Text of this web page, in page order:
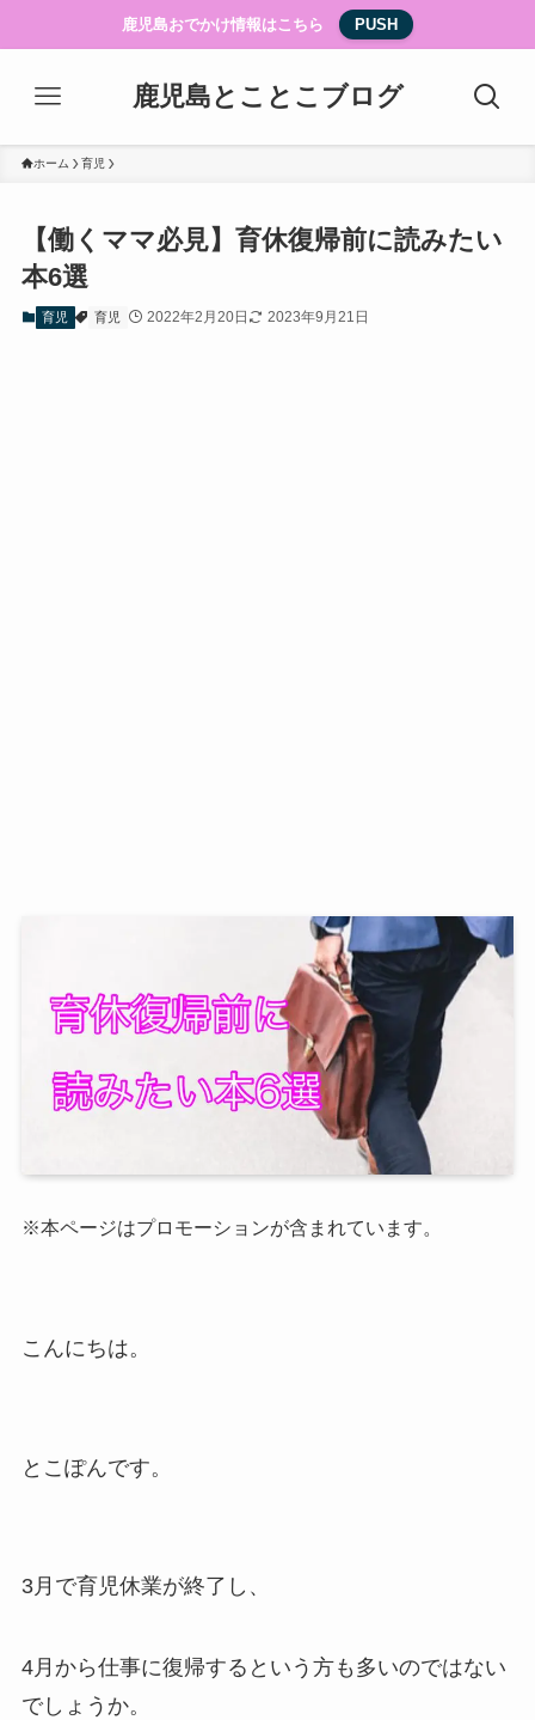
鹿児島おでかけ情報はこちら PUSH
鹿児島とことこブログ
ホーム 育児
【働くママ必見】育休復帰前に読みたい
本6選
育児 育児 2022年2月20日 2023年9月21日
※本ページはプロモーションが含まれています。
こんにちは。
とこぽんです。
3月で育児休業が終了し、
4月から仕事に復帰するという方も多いのではない
でしょうか。